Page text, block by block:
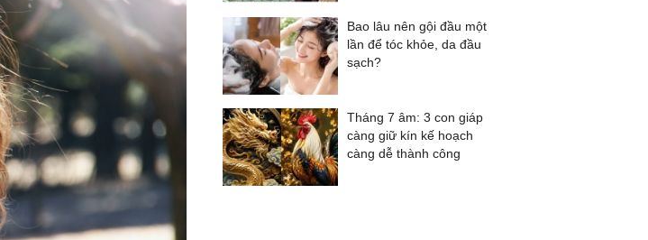
Bao lâu nên gội đầu một
lần để tóc khỏe, da đầu
sạch?
Tháng 7 âm: 3 con giáp
càng giữ kín kế hoạch
càng dễ thành công